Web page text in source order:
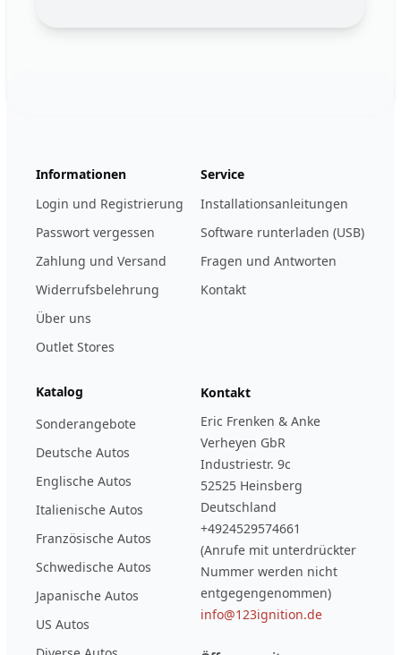
Informationen
Login und Registrierung
Passwort vergessen
Zahlung und Versand
Widerrufsbelehrung
Über uns
Outlet Stores
Service
Installationsanleitungen
Software runterladen (USB)
Fragen und Antworten
Kontakt
Katalog
Sonderangebote
Deutsche Autos
Englische Autos
Italienische Autos
Französische Autos
Schwedische Autos
Japanische Autos
US Autos
Kontakt
Eric Frenken & Anke
Verheyen GbR
Industriestr. 9c
52525 Heinsberg
Deutschland
+4924529574661
(Anrufe mit unterdrückter
Nummer werden nicht
entgegengenommen)
info@123ignition.de